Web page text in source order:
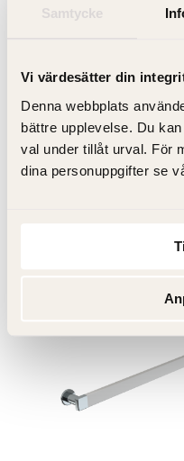
Samtycke
Vi värdesätter din
Denna webbplats
bättre upplevelse. Du
val under tillåt urval. För
dina personuppgifter se
Dokument
Artikelnummer
Specifikation